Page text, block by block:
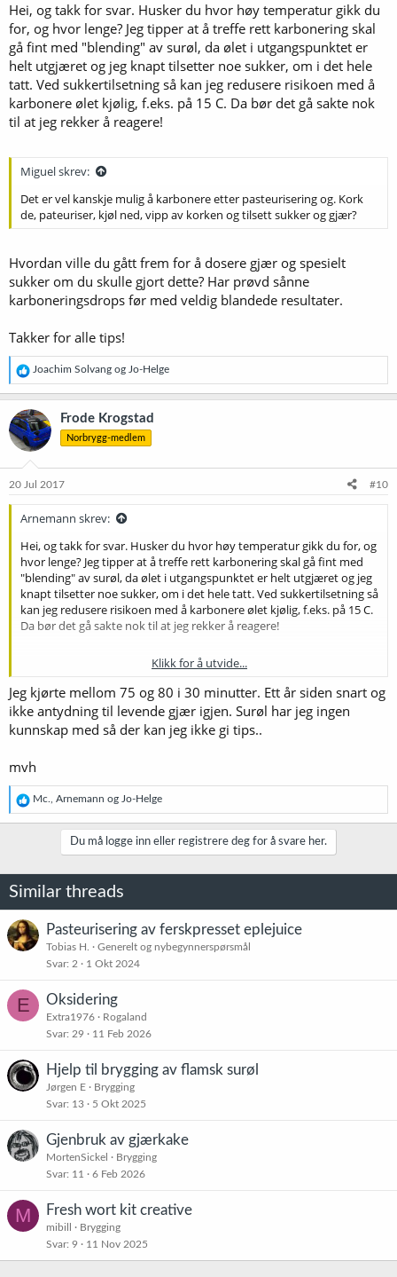
Hei, og takk for svar. Husker du hvor høy temperatur gikk du
for, og hvor lenge? Jeg tipper at å treffe rett karbonering skal
gå fint med "blending" av surøl, da ølet i utgangspunktet er
helt utgjæret og jeg knapt tilsetter noe sukker, om i det hele
tatt. Ved sukkertilsetning så kan jeg redusere risikoen med å
karbonere ølet kjølig, f.eks. på 15 C. Da bør det gå sakte nok
til at jeg rekker å reagere!
Miguel skrev:
Det er vel kanskje mulig å karbonere etter pasteurisering og. Kork
de, pateuriser, kjøl ned, vipp av korken og tilsett sukker og gjær?
Hvordan ville du gått frem for å dosere gjær og spesielt
sukker om du skulle gjort dette? Har prøvd sånne
karboneringsdrops før med veldig blandede resultater.
Takker for alle tips!
R
e
a
k
s
j
o
e
Joachim Solvang og Jo-Helge
Frode Krogstad
Norbrygg-medlem
20 Jul 2017 #10
Arnemann skrev:
Hei, og takk for svar. Husker du hvor høy temperatur gikk du for, og
hvor lenge? Jeg tipper at å treffe rett karbonering skal gå fint med
"blending" av surøl, da ølet i utgangspunktet er helt utgjæret og jeg
knapt tilsetter noe sukker, om i det hele tatt. Ved sukkertilsetning så
kan jeg redusere risikoen med å karbonere ølet kjølig, f.eks. på 15 C.
Da bør det gå sakte nok til at jeg rekker å reagere!
Hvordan ville du gått frem for å dosere gjær og spesielt sukker om
du skulle gjort dette? Har prøvd sånne karboneringsdrops før med
veldig blandede resultater.
Klikk for å utvide...
Jeg kjørte mellom 75 og 80 i 30 minutter. Ett år siden snart og
ikke antydning til levende gjær igjen. Surøl har jeg ingen
kunnskap med så der kan jeg ikke gi tips..
mvh
R
e
a
n
e
r
:
Mc. Arnemann og Jo-Helge
Du må logge inn eller registrere deg for å svare her.
Similar threads
Pasteurisering av ferskpresset eplejuice
Tobias H.
Generelt og nybegynnerspørsmål
Svar 2 1 Okt 2024
E Oksidering
Extra1976
Rogaland
Svar 29 11 Feb 2026
Hjelp til brygging av flamsk surøl
Jørgen E
Brygging
Svar 13 5 Okt 2025
Gjenbruk av gjærkake
MortenSickel
Brygging
Svar 11 6 Feb 2026
M Fresh wort kit creative
mibill
Brygging
Svar 9 11 Nov 2025